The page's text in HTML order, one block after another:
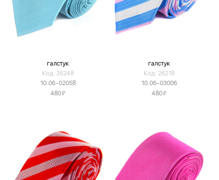
галстук
Код: 26248
10.06-02058
480Я
галстук
Код: 26218
10.06-03006
480Я